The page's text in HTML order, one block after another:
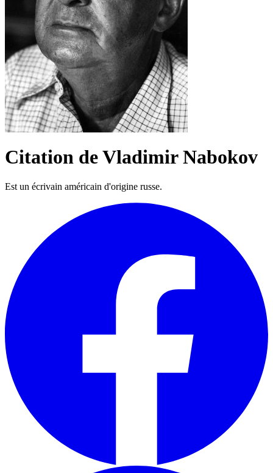
Citation de Vladimir Nabokov
Est un écrivain américain d'origine russe.